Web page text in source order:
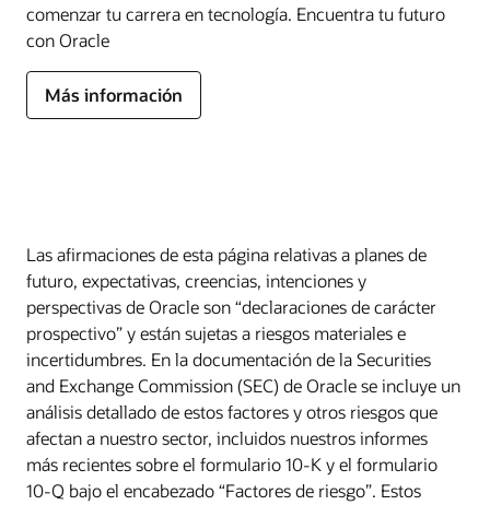
comenzar tu carrera en tecnología. Encuentra tu futuro
con Oracle
Más información
Las afirmaciones de esta página relativas a planes de
futuro, expectativas, creencias, intenciones y
perspectivas de Oracle son “declaraciones de carácter
prospectivo” y están sujetas a riesgos materiales e
incertidumbres. En la documentación de la Securities
and Exchange Commission (SEC) de Oracle se incluye un
análisis detallado de estos factores y otros riesgos que
afectan a nuestro sector, incluidos nuestros informes
más recientes sobre el formulario 10-K y el formulario
10-Q bajo el encabezado “Factores de riesgo”. Estos